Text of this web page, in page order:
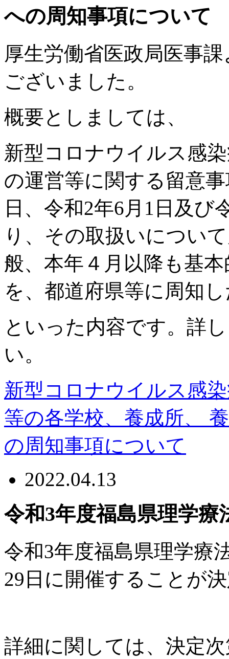
への周知事項について
厚生労働省医政局医事
ございました。
概要としましては、
新型コロナウイルス感
の運営等に関する留意
日、令和2年6月1日及び
り、その取扱いについ
般、本年４月以降も基
を、都道府県等に周知
といった内容です。詳
い。
新型コロナウイルス感
等の各学校、養成所、
の周知事項について
2022.04.13
令和3年度福島県理学
令和3年度福島県理学療
29日に開催することが
詳細に関しては、決定